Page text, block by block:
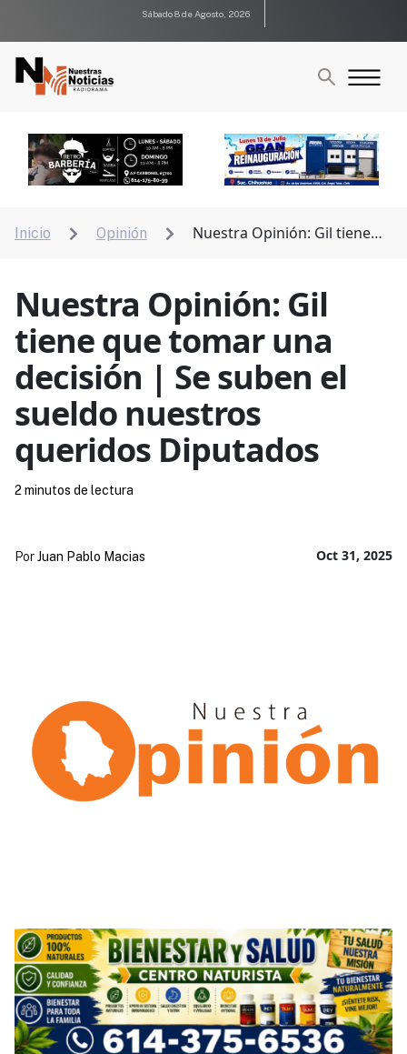
Sábado 8 de Agosto, 2026
Inicio  Opinión 
Nuestra Opinión: Gil tiene
Nuestra Opinión: Gil
tiene que tomar una
decisión | Se suben el
sueldo nuestros
queridos Diputados
Oct 31, 2025
PorJuan Pablo Macias
2 minutos de lectura